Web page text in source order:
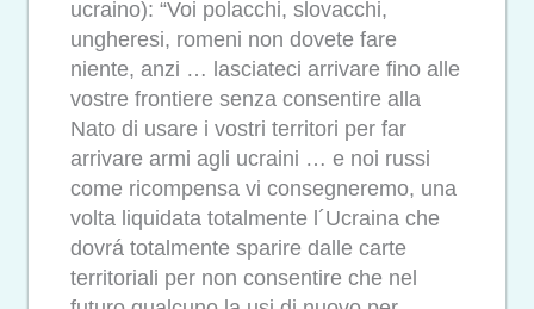
ucraino): “Voi polacchi, slovacchi,
ungheresi, romeni non dovete fare
niente, anzi … lasciateci arrivare fino alle
vostre frontiere senza consentire alla
Nato di usare i vostri territori per far
arrivare armi agli ucraini … e noi russi
come ricompensa vi consegneremo, una
volta liquidata totalmente l´Ucraina che
dovrá totalmente sparire dalle carte
territoriali per non consentire che nel